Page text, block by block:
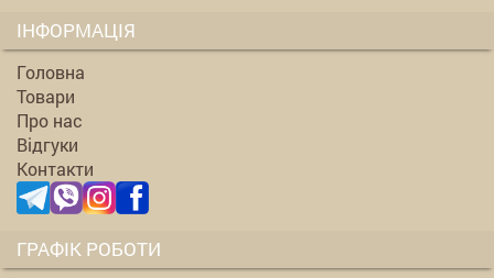
ІНФОРМАЦІЯ
Головна
Товари
Про нас
Відгуки
Контакти
ГРАФІК РОБОТИ